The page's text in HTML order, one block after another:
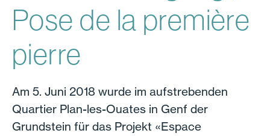
Pose de la première
pierre
Am 5. Juni 2018 wurde im aufstrebenden
Quartier Plan-les-Ouates in Genf der
Grundstein für das Projekt «Espace